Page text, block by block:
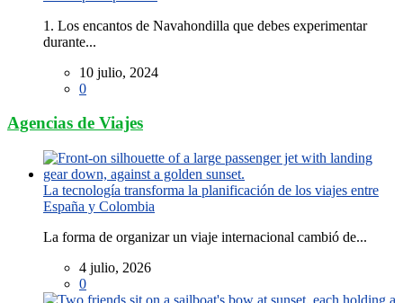
1. Los encantos de Navahondilla que debes experimentar
durante...
10 julio, 2024
0
Agencias de Viajes
La tecnología transforma la planificación de los viajes entre
España y Colombia
La forma de organizar un viaje internacional cambió de...
4 julio, 2026
0